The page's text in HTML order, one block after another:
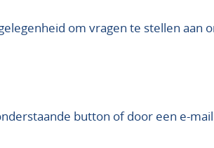
om vragen te stellen aan
button of door een e-